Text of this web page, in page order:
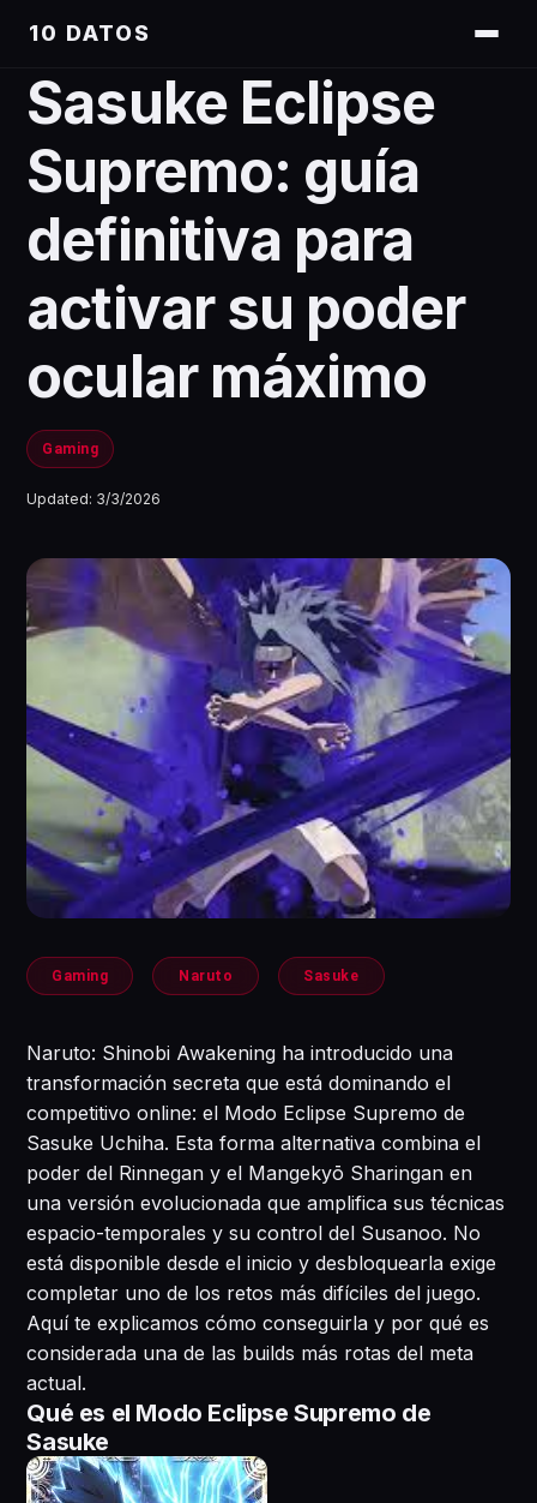
10 DATOS
Sasuke Eclipse
Supremo: guía
definitiva para
activar su poder
ocular máximo
Gaming
Updated: 3/3/2026
Gaming Naruto Sasuke
Naruto: Shinobi Awakening ha introducido una
transformación secreta que está dominando el
competitivo online: el Modo Eclipse Supremo de
Sasuke Uchiha. Esta forma alternativa combina el
poder del Rinnegan y el Mangekyō Sharingan en
una versión evolucionada que amplifica sus técnicas
espacio-temporales y su control del Susanoo. No
está disponible desde el inicio y desbloquearla exige
completar uno de los retos más difíciles del juego.
Aquí te explicamos cómo conseguirla y por qué es
considerada una de las builds más rotas del meta
actual.
Qué es el Modo Eclipse Supremo de
Sasuke